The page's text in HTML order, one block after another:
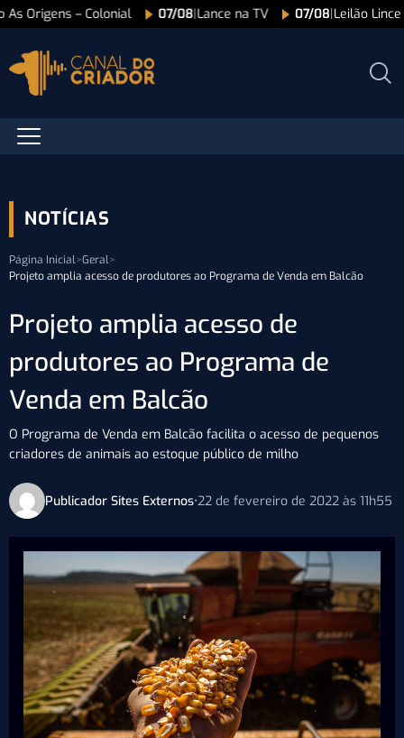
As Origens – Colonial 07/08|Lance na TV 07/08|Leilão
NOTÍCIAS
Página Inicial>Geral>
Projeto amplia acesso de produtores ao Programa de Venda em Balcão
Projeto amplia acesso de
produtores ao Programa de
Venda em Balcão
O Programa de Venda em Balcão facilita o acesso de pequenos
criadores de animais ao estoque público de milho
Publicador Sites Externos•22 de fevereiro de 2022 às 11h55